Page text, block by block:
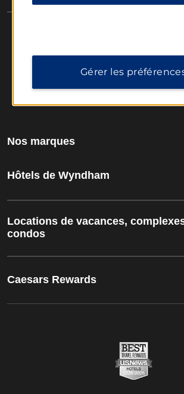
Nos marques
Hôtels de Wyndham
Locations de vacances,
condos
Caesars Rewards
Gérer les